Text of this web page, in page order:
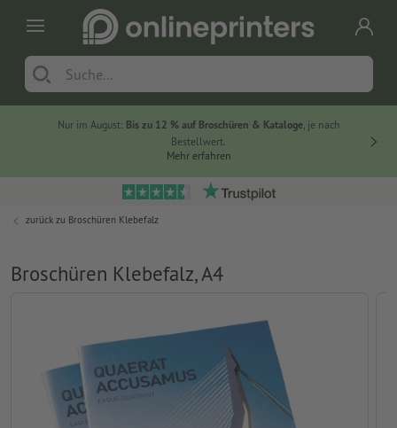
Nur im August: Bis zu 12 % auf Broschüren & Kataloge, je nach
Bestellwert.
Mehr erfahren
zurück zu Broschüren Klebefalz
Broschüren Klebefalz, A4